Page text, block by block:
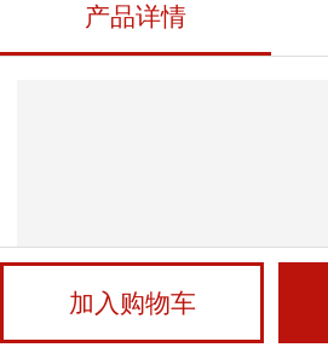
产品详情
加入购物车